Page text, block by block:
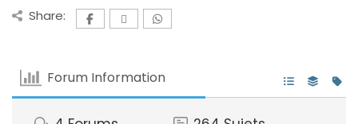
Share:
Forum Information